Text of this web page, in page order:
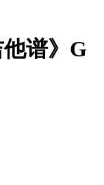
谱》G